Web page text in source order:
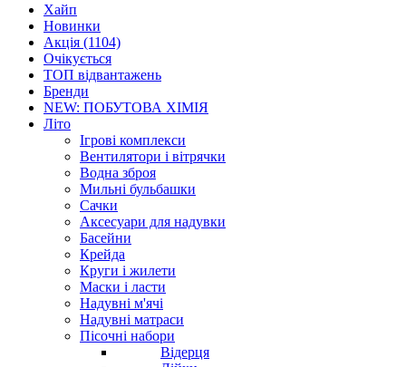
Хайп
Новинки
Акція (1104)
Очікується
ТОП відвантажень
Бренди
NEW: ПОБУТОВА ХІМІЯ
Літо
Ігрові комплекси
Вентилятори і вітрячки
Водна зброя
Мильні бульбашки
Сачки
Аксесуари для надувки
Басейни
Крейда
Круги і жилети
Маски і ласти
Надувні м'ячі
Надувні матраси
Пісочні набори
Відерця